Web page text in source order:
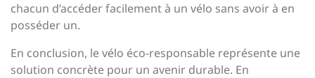
chacun d’accéder facilement à un vélo sans avoir à en
posséder un.
En conclusion, le vélo éco-responsable représente une
solution concrète pour un avenir durable. En